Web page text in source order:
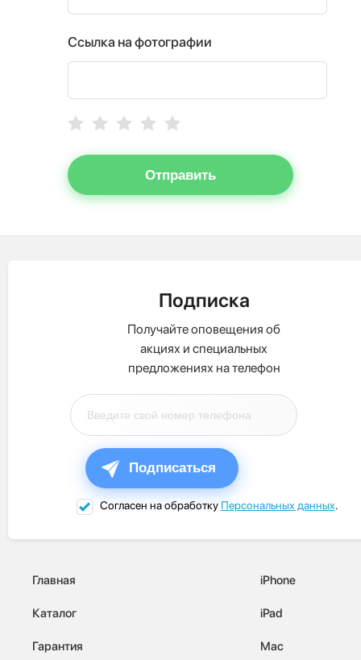
Ссылка на фотографии
Отправить
Подписка
Получайте оповещения об
акциях и специальных
предложениях на телефон
Подписаться
Согласен на обработку Персональных данных.
Главная
Каталог
Гарантия
iPhone
iPad
Mac